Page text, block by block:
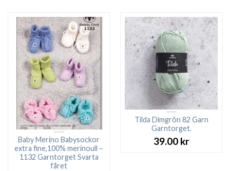
Baby Merino Babysockor
extra fine,100% merinoull –
1132 Garntorget Svarta
fåret
Tilda Dimgrön 82 Garn
Garntorget.
39.00 kr